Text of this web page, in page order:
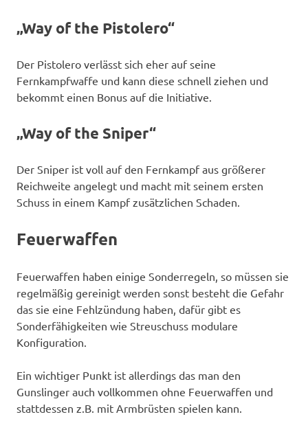
„Way of the Pistolero“
Der Pistolero verlässt sich eher auf seine
Fernkampfwaffe und kann diese schnell ziehen und
bekommt einen Bonus auf die Initiative.
„Way of the Sniper“
Der Sniper ist voll auf den Fernkampf aus größerer
Reichweite angelegt und macht mit seinem ersten
Schuss in einem Kampf zusätzlichen Schaden.
Feuerwaffen
Feuerwaffen haben einige Sonderregeln, so müssen sie
regelmäßig gereinigt werden sonst besteht die Gefahr
das sie eine Fehlzündung haben, dafür gibt es
Sonderfähigkeiten wie Streuschuss modulare
Konfiguration.
Ein wichtiger Punkt ist allerdings das man den
Gunslinger auch vollkommen ohne Feuerwaffen und
stattdessen z.B. mit Armbrüsten spielen kann.